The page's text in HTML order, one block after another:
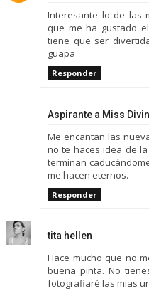
Interesante lo de las
que me ha gustado
tiene que ser
guapa
Responder
Aspirante a Miss
Me encantan las
no te haces idea de
terminan
me hacen eternos.
Responder
tita hellen
Hace mucho que no
buena pinta. No
fotografiaré las mias